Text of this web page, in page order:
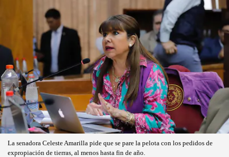
La senadora Celeste Amarilla pide que se pare la pelota con los pedidos de
expropiación de tierras, al menos hasta fin de año.